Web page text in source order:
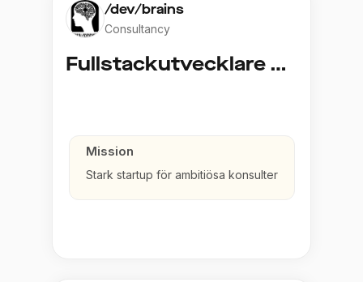
/dev/brains
Consultancy
Fullstackutvecklare Java
Mission
Stark startup för ambitiösa konsulter